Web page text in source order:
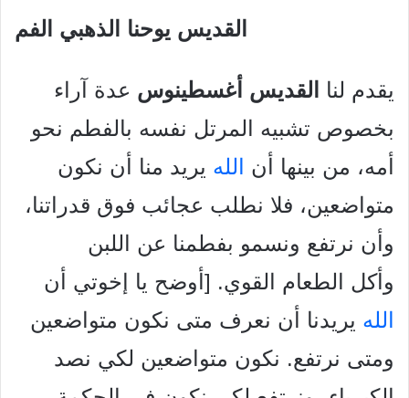
القديس يوحنا الذهبي الفم
يقدم لنا القديس أغسطينوس عدة آراء
بخصوص تشبيه المرتل نفسه بالفطم نحو
أمه، من بينها أن
الله يريد منا أن نكون
متواضعين، فلا نطلب عجائب فوق قدراتنا،
وأن نرتفع ونسمو بفطمنا عن اللبن
وأكل الطعام القوي. [أوضح يا إخوتي أن
الله يريدنا أن نعرف متى نكون متواضعين
ومتى نرتفع. نكون متواضعين لكي نصد